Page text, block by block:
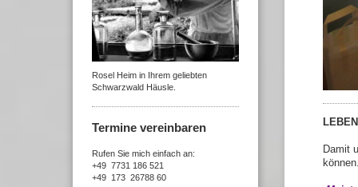
Rosel Heim in Ihrem geliebten
Schwarzwald Häusle.
Termine vereinbaren
Rufen Sie mich einfach an:
+49 7731 186 521
+49 173 26788 60
Damit